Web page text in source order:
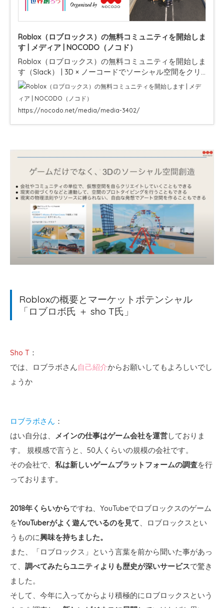
Roblox（ロブロックス）の無料コミュニティを開始しま
す | メディア | NOCODO（ノコド）
Roblox（ロブロックス）の無料コミュニティを開始しま
す（Slack） | 3D × ノーコードでソーシャル空間をクリ
エーションしていくことで、創造思考、プログラミング
入門のきっかけ、デジタルシチズ…
https://nocodo.net/media/media-3402/
Robloxの概要とマーケットポテンシャル
「ロブロボ氏 ＋ sho T氏」
Sho T ：
では、ロブラボさん自己紹介からお願いしてもよろしいでし
ょうか
ロブラボさん ：
はい自分は、 メインの仕事はゲーム会社を運営しておりま
す。 規模感で言うと、50人くらいの規模の会社です。
その会社で、 私は新しいゲームプラットフォームの調査を行
っております。
2018年くらいからですね、YouTubeでロブロックスのゲーム
をYouTuberがよく遊んでいるのを見て、ロブロックスとい
うものに興味を持ちました。
また、「ロブロックス」という言葉を前から聞いた事があっ
て、 調べてみたらユニティよりも歴史が深いサービスで驚き
ました。
そして、今年に入ってからより積極的にロブロックスという